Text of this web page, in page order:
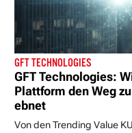
GFT TECHNOLOGIES
GFT Technologies:
Plattform den Weg
ebnet
Von den Trending Value